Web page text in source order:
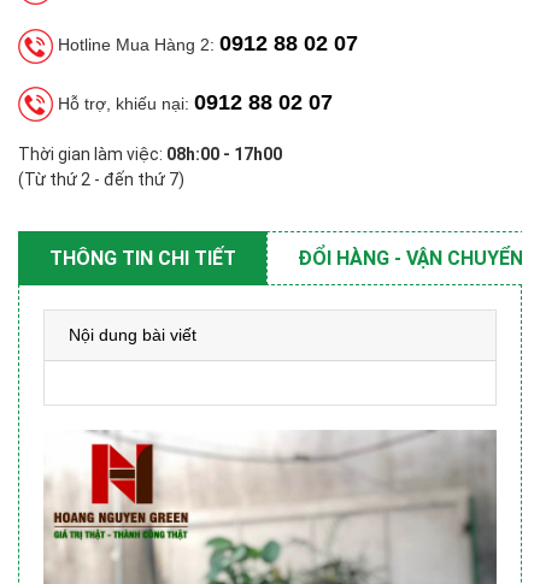
Hotline Mua Hàng 2: 0912 88 02 07
Hỗ trợ, khiếu nại: 0912 88 02 07
Thời gian làm việc: 08h:00 - 17h00
(Từ thứ 2 - đến thứ 7)
THÔNG TIN CHI TIẾT ĐỔI HÀNG - VẬN CHUYỂN
Nội dung bài viết